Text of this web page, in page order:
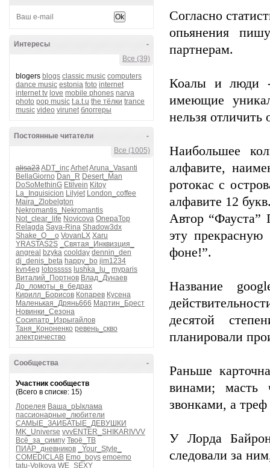
-
Интересы
Все (39)
blogers blogs classic music computers
dance music estonia foto internet
internet tv love mobile phones narva
photo pop music t.a.t.u the тёлки trance
music video virunet блоггеры
-
Постоянные читатели
Все (1005)
alisa23ADT_incArhetAruna_Vasanti
BellaGiorno Dan_R Desert_Man
DoSoMethinG Etilvein Kitoy
La_Inquisicion Lilyjet London_coffee
Maira_Zlobelgton
Nekromantis_Nekromantis
Not_clear_life Novicova OnepaTop
Relagda Saya-Rina Shadow3dx
Shake_O__o VovanLX Xaru
YRASTAS2S
_Святая_Инквизция_
angreal bzyka coolday dennin_den
dj_denis_beta happy_bo jim1234
kvn4eg lotosssss lushka_lu_
myparis
Виталий_Портнов Влад_Дунаев
До_ломоты_в_бедрах
Кирилл_Борисов Копарев Кусена
Маленькая_Дрянь666 Мартин_Брест
Новинки_Сезона
Сосипатр_Изрыгайлов
Таня_Кононенко ревень_скво
электричество
-
Сообщества
Участник сообществ
(Всего в списке: 15)
Лорелея Ваша_рЫклама
пассионарные_любители
САМЫЕ_ЗАИБАТЫЕ_ДЕВУШКИ
MK_Universe vvvENTER_SHIKARIVVV
Всё_за_симпу Твоё_ТВ
ПИАР_дневников
_Your_Style_
COMEDICLAB Emo_boys emoemo
tatu-Volkova WE_SEXY
Согласно
опьянения
партнерам.
Коалы и люди -
имеющие
нельзя отличить
Наибольшее
алфавите,
ротокас с
алфавите 12
Автор “Фауста”
эту
фоне!”.
Название
десятой
планировали
Раньше
винами;
звонками, а
У Лорда
следовали за